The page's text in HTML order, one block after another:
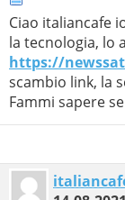
Ciao italiancafe
la tecnologia, lo
https://
scambio link, la
Fammi sapere